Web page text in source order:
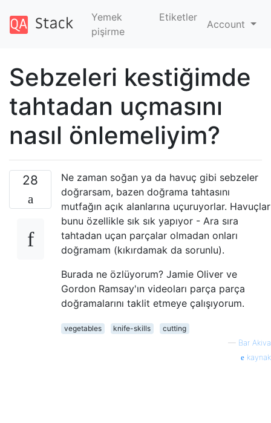
Yemek
pişirme
Etiketler
Account
Sebzeleri kestiğimde
tahtadan uçmasını
nasıl önlemeliyim?
28
Ne zaman soğan ya da havuç gibi sebzeler
doğrarsam, bazen doğrama tahtasını
mutfağın açık alanlarına uçuruyorlar. Havuçlar
bunu özellikle sık sık yapıyor - Ara sıra
tahtadan uçan parçalar olmadan onları
doğramam (kıkırdamak da sorunlu).
Burada ne özlüyorum? Jamie Oliver ve
Gordon Ramsay'ın videoları parça parça
doğramalarını taklit etmeye çalışıyorum.
vegetables knife-skills
cutting
— Bar Akiva
kaynak